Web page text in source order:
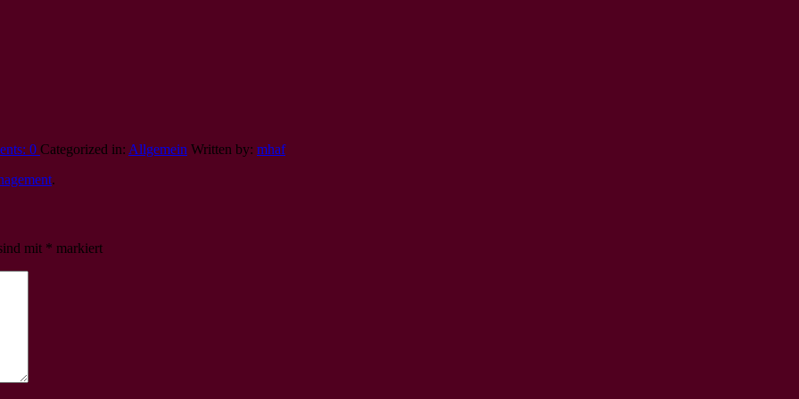
0 Categorized in: Allgemein Written by: mhaf
.
mit * markiert